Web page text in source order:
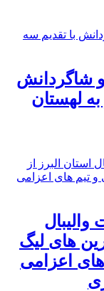
و شاگردانش
به لهستان
های لیگ
اعزامی